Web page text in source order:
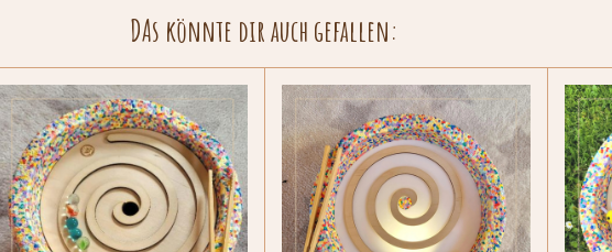
DAs könnte dir auch gefallen: